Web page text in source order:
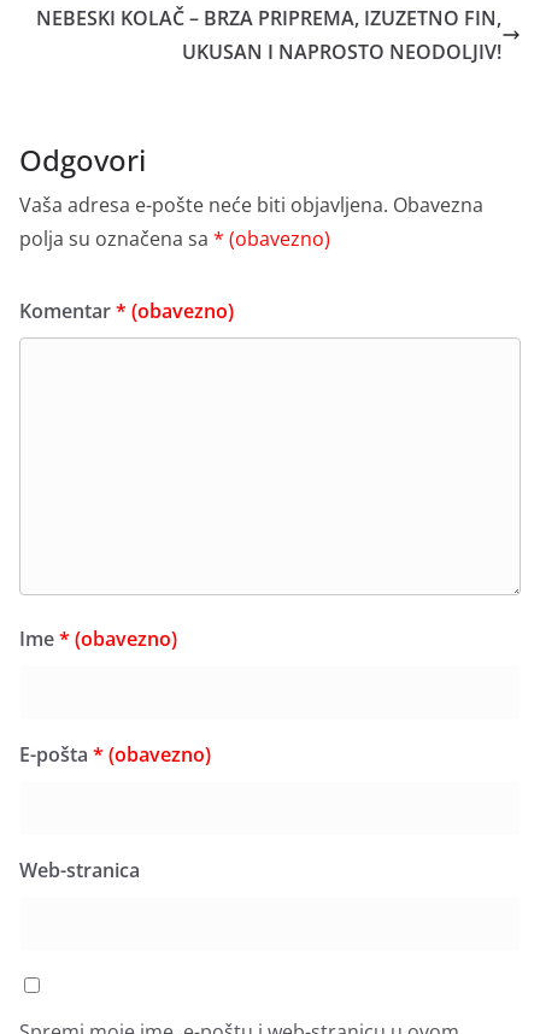
NEBESKI KOLAČ – BRZA PRIPREMA, IZUZETNO FIN,
UKUSAN I NAPROSTO NEODOLJIV!
Odgovori
Vaša adresa e-pošte neće biti objavljena. Obavezna
polja su označena sa * (obavezno)
Komentar* (obavezno)
Ime* (obavezno)
E-pošta * (obavezno)
Web-stranica